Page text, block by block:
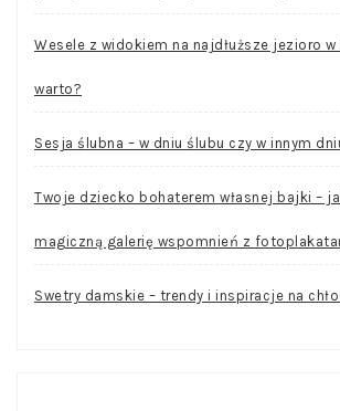
Wesele z widokiem na najdłuższe jezioro w
warto?
Sesja ślubna – w dniu ślubu czy w innym
Twoje dziecko bohaterem własnej bajki –
magiczną galerię wspomnień z
Swetry damskie – trendy i inspiracje na